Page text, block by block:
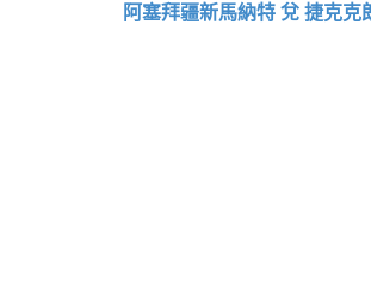
阿塞拜疆新馬納特 兌 捷克克